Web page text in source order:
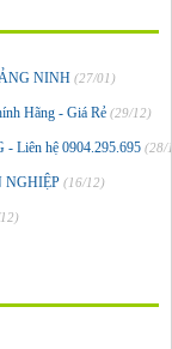
NINH (27/01)
Hãng - Giá Rẻ (29/12)
Liên hệ 0904.295.695 (28/
NGHIỆP (16/12)